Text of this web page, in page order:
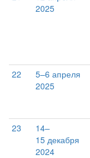
2025
22
5–6 апреля
2025
23
14–
15 декабря
2024